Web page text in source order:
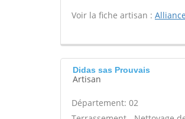
Voir la fiche artisan :
Didas sas Prouvais
Artisan
Département: 02